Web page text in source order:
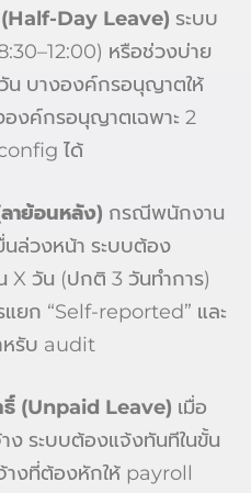
Day Leave) ระบบ
หรือช่วงบ่าย
น บางองค์กรอนุญาตให้
องค์กรอนุญาตเฉพาะ 2
ได้
าย้อนหลัง) กรณีพนักงาน
นล่วงหน้า ระบบต้อง
X วัน (ปกติ 3 วันทำการ)
ยก “Self-reported” และ
หรับ audit
ธิ์ (Unpaid Leave) เมื่อ
ง ระบบต้องแจ้งทันทีในขั้น
งที่ต้องหักให้ payroll